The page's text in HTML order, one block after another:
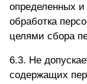
определенных и
обработка
целями сбора
6.3. Не
содержащих